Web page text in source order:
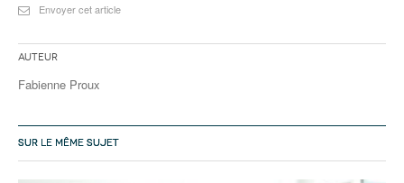
Envoyer cet article
Auteur
Fabienne Proux
SUR LE MÊME SUJET